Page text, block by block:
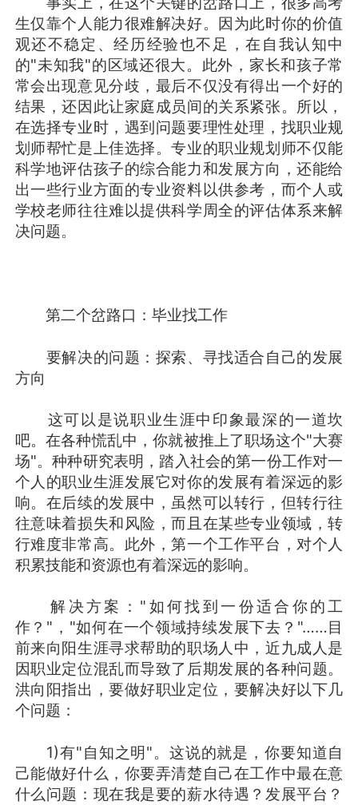
生仅靠个人能力很难解决好。因为此时你的价值
观还不稳定、经历经验也不足，在自我认知中
的"未知我"的区域还很大。此外，家长和孩子常
常会出现意见分歧，最后不仅没有得出一个好的
结果，还因此让家庭成员间的关系紧张。所以，
在选择专业时，遇到问题要理性处理，找职业规
划师帮忙是上佳选择。专业的职业规划师不仅能
科学地评估孩子的综合能力和发展方向，还能给
出一些行业方面的专业资料以供参考，而个人或
学校老师往往难以提供科学周全的评估体系来解
决问题。
第二个岔路口：毕业找工作
要解决的问题：探索、寻找适合自己的发展
方向
这可以是说职业生涯中印象最深的一道坎
吧。在各种慌乱中，你就被推上了职场这个"大赛
场"。种种研究表明，踏入社会的第一份工作对一
个人的职业生涯发展它对你的发展有着深远的影
响。在后续的发展中，虽然可以转行，但转行往
往意味着损失和风险，而且在某些专业领域，转
行难度非常高。此外，第一个工作平台，对个人
积累技能和资源也有着深远的影响。
解决方案："如何找到一份适合你的工
作？"，"如何在一个领域持续发展下去？"……目
前来向阳生涯寻求帮助的职场人中，近九成人是
因职业定位混乱而导致了后期发展的各种问题。
洪向阳指出，要做好职业定位，要解决好以下几
个问题：
1)有"自知之明"。这说的就是，你要知道自
己能做好什么，你要弄清楚自己在工作中最在意
什么问题：现在我是要的薪水待遇？发展平台？